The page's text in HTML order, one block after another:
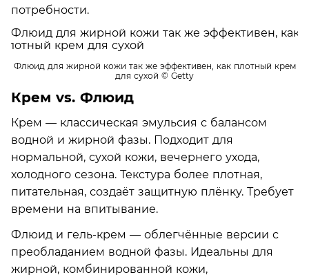
потребности.
Флюид для жирной кожи так же эффективен, как плотный крем
для сухой © Getty
Крем vs. Флюид
Крем — классическая эмульсия с балансом
водной и жирной фазы. Подходит для
нормальной, сухой кожи, вечернего ухода,
холодного сезона. Текстура более плотная,
питательная, создаёт защитную плёнку. Требует
времени на впитывание.
Флюид и гель-крем — облегчённые версии с
преобладанием водной фазы. Идеальны для
жирной, комбинированной кожи,